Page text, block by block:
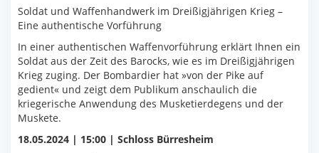
Soldat und Waffenhandwerk im Dreißigjährigen Krieg –
Eine authentische Vorführung
In einer authentischen Waffenvorführung erklärt Ihnen ein
Soldat aus der Zeit des Barocks, wie es im Dreißigjährigen
Krieg zuging. Der Bombardier hat »von der Pike auf
gedient« und zeigt dem Publikum anschaulich die
kriegerische Anwendung des Musketierdegens und der
Muskete.
18.05.2024 | 15:00 | Schloss Bürresheim